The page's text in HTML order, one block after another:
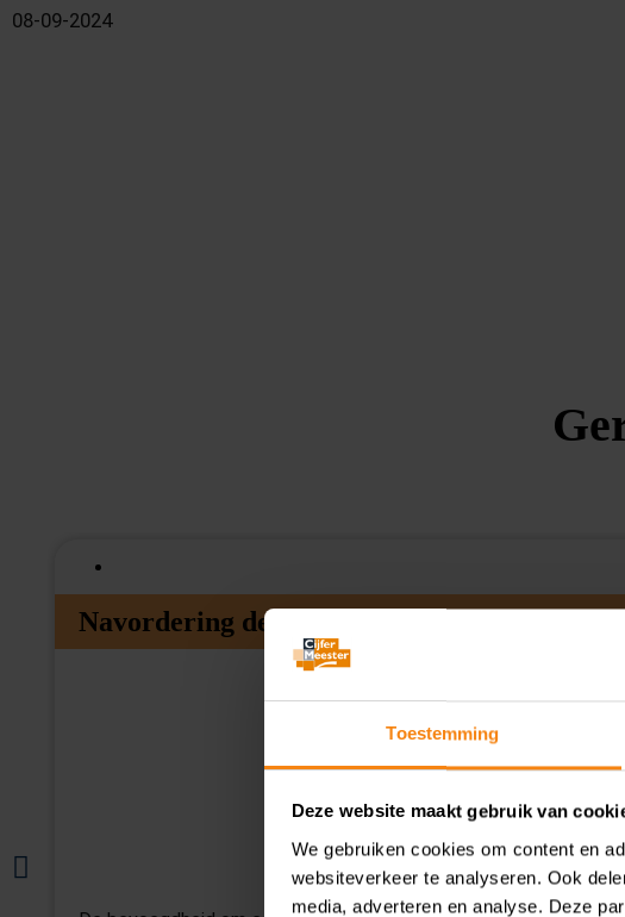
Toestemming
Deze website maakt gebruik van
We gebruiken cookies om content en
websiteverkeer te analyseren. Ook
media, adverteren en analyse. Deze
08-09-2024
Navordering deels vernietigd na te late